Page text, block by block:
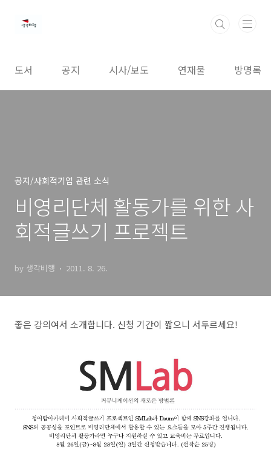
도서 공지 시사/보도 연재물 방명록
공지/사회적기업 관련 소식
비영리단체 활동가를 위한 사
회적글쓰기 프로젝트
by 생각비행 2011. 8. 26.
좋은 강의여서 소개합니다. 신청 기간이 짧으니 서두르세요!